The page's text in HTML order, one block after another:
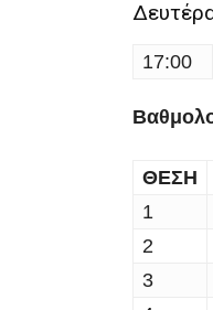
17:00
ΘΕΣΗ
1
2
3